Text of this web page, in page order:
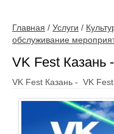
Главная / Услуги /
обслуживание
VK Fest Казань
VK Fest Казань - VK